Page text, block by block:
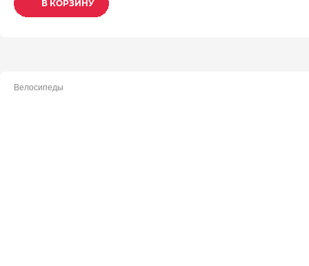
В КОРЗИНУ
В КОРЗИНУ
В КОРЗИНУ
Велосипеды